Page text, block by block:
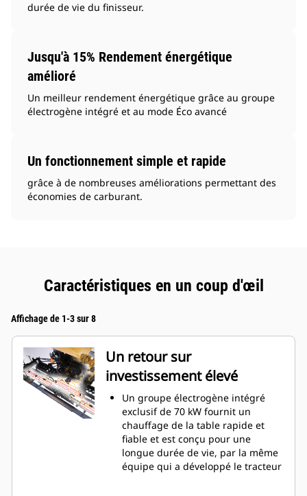
durée de vie du finisseur.
Jusqu'à 15% Rendement énergétique
amélioré
Un meilleur rendement énergétique grâce au groupe
électrogène intégré et au mode Éco avancé
Un fonctionnement simple et rapide
grâce à de nombreuses améliorations permettant des
économies de carburant.
Caractéristiques en un coup d'œil
Affichage de 1-3 sur 8
Un retour sur
investissement élevé
Un groupe électrogène intégré
exclusif de 70 kW fournit un
chauffage de la table rapide et
fiable et est conçu pour une
longue durée de vie, par la même
équipe qui a développé le tracteur